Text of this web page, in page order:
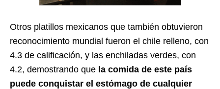
Otros platillos mexicanos que también obtuvieron
reconocimiento mundial fueron el chile relleno, con
4.3 de calificación, y las enchiladas verdes, con
4.2, demostrando que la comida de este país
puede conquistar el estómago de cualquier